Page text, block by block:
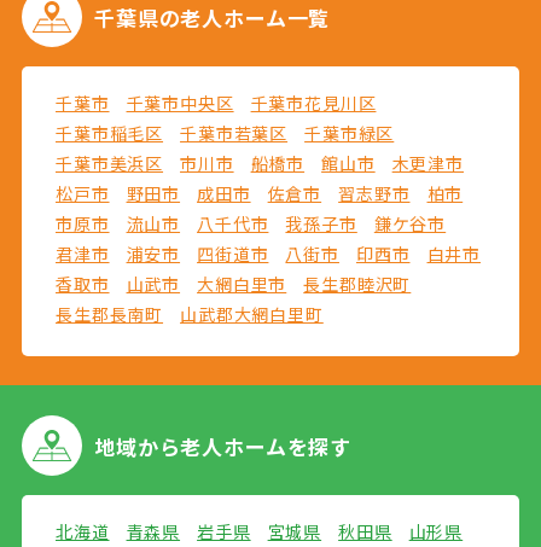
千葉県の老人ホーム一覧
千葉市 千葉市中央区
千葉市花見川区
千葉市稲毛区
千葉市若葉区
千葉市緑区
千葉市美浜区
市川市 船橋市 館山市
木更津市
松戸市
野田市 成田市 佐倉市 習志野市
柏市
市原市
流山市 八千代市 我孫子市
鎌ケ谷市
君津市
浦安市 四街道市 八街市 印西市
白井市
香取市
山武市 大網白里市
長生郡睦沢町
長生郡長南町
山武郡大網白里町
地域から老人ホームを探す
北海道 青森県 岩手県 宮城県 秋田県
山形県